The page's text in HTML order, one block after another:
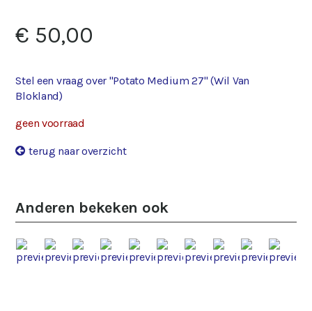
€ 50,00
Stel een vraag over "Potato Medium 27" (Wil Van
Blokland)
geen voorraad
terug naar overzicht
Anderen bekeken ook